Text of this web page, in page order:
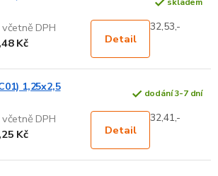
skladem
DPH
Kč
Detail
32,53,-
1,25x2,5
dodání 3-7 dní
DPH
Kč
Detail
32,41,-